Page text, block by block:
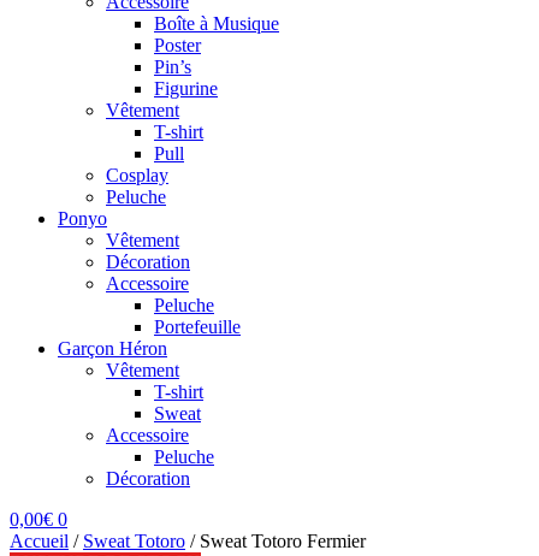
Boîte à Musique
Poster
Pin’s
Figurine
Vêtement
T-shirt
Pull
Cosplay
Peluche
Ponyo
Vêtement
Décoration
Accessoire
Peluche
Portefeuille
Garçon Héron
Vêtement
T-shirt
Sweat
Accessoire
Peluche
Décoration
0,00€ 0
Accueil / Sweat Totoro / Sweat Totoro Fermier